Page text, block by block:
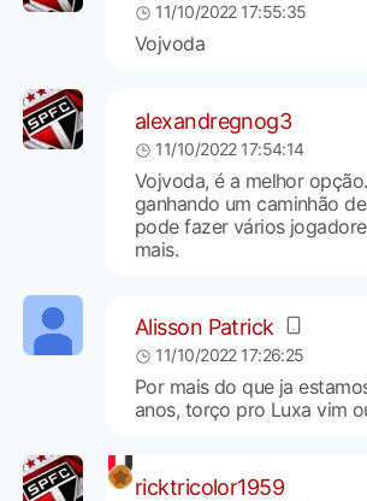
11/10/2022 17:55:35
Vojvoda
alexandregnog3
11/10/2022 17:54:14
Vojvoda, é a melhor
ganhando um caminhão
pode fazer vários
mais.
Alisson Patrick
11/10/2022 17:26:25
Por mais do que ja
anos, torço pro Luxa vim
ricktricolor1959